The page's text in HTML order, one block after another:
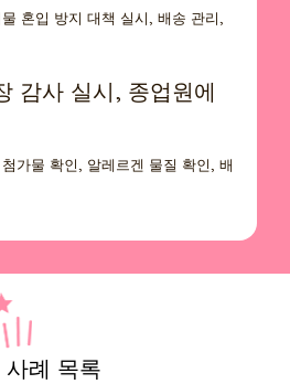
혼입 방지 대책 실시, 배송 관리,
감사 실시, 종업원에
가물 확인, 알레르겐 물질 확인, 배
사례 목록